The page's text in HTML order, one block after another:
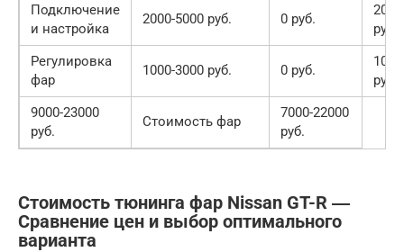
Подключение
и настройка
2000-5000 руб. 0 руб.
руб.
Регулировка
фар
1000-3000 руб. 0 руб.
руб.
9000-23000
руб.
Стоимость фар
7000-22000
руб.
Стоимость тюнинга фар Nissan GT-R ―
Сравнение цен и выбор оптимального
варианта